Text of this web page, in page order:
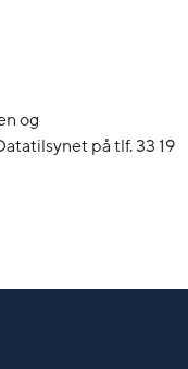
og
på tlf. 33 19